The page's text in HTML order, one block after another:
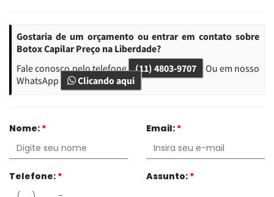
Gostaria de um orçamento ou entrar em contato sobre
Botox Capilar Preço na Liberdade?
Fale conosco pelo telefone (11) 4803-9707
Ou em nosso
WhatsApp
Clicando aqui
Nome: * Email: *
Telefone: * Assunto: *